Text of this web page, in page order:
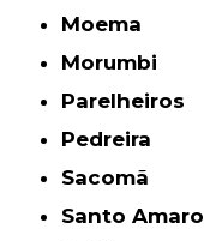
Moema
Morumbi
Parelheiros
Pedreira
Sacomã
Santo Amaro